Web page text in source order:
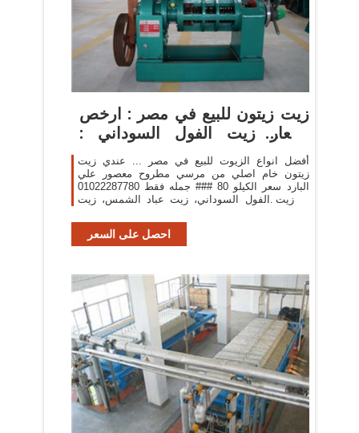
زيت زيتون للبيع في مصر : ارخص
اسعار زيت الفول السوداني :
أفضل انواع الزيوت للبيع في مصر ... عندي زيت
زيتون خام اصلي من مرسي مطروح معصور علي
البارد سعر الكيلو 80 ### جمله فقط 01022287780
... زيت الفول السوداني، زيت عباد الشمس، زيت
احصل على السعر